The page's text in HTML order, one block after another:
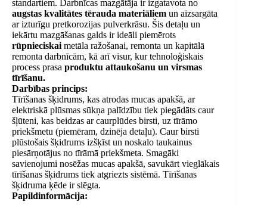
standartiem. Darbnīcas mazgātāja ir izgatavota no
augstas kvalitātes tērauda materiāliem un aizsargāta
ar izturīgu pretkorozijas pulverkrāsu. Šis detaļu un
iekārtu mazgāšanas galds ir ideāli piemērots
rūpnieciskai metāla ražošanai, remonta un kapitālā
remonta darbnīcām, kā arī visur, kur tehnoloģiskais
process prasa produktu attaukošanu un virsmas
tīrīšanu.
Darbības princips:
Tīrīšanas šķidrums, kas atrodas mucas apakšā, ar
elektriskā plūsmas sūkņa palīdzību tiek piegādāts caur
šļūteni, kas beidzas ar caurplūdes birsti, uz tīrāmo
priekšmetu (piemēram, dzinēja detaļu). Caur birsti
plūstošais šķidrums izšķīst un noskalo taukainus
piesārņotājus no tīrāmā priekšmeta. Smagāki
savienojumi nosēžas mucas apakšā, savukārt vieglākais
tīrīšanas šķidrums tiek atgriezts sistēmā. Tīrīšanas
šķidruma ķēde ir slēgta.
Papildinformācija: